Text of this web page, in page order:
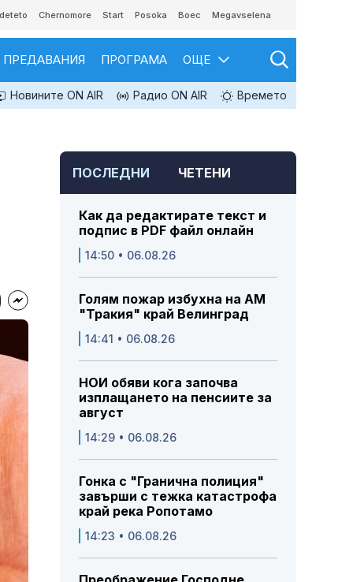
Chernomore Start Posoka Boec Megavselena
ПРЕДАВАНИЯ ПРОГРАМА ОЩЕ
Новините ON AIR Радио ON AIR Времето
ПОСЛЕДНИ ЧЕТЕНИ
Как да редактирате текст и
подпис в PDF файл онлайн
14:50 • 06.08.26
Голям пожар избухна на АМ
"Тракия" край Велинград
14:41 • 06.08.26
НОИ обяви кога започва
изплащането на пенсиите за
август
14:29 • 06.08.26
Гонка с "Гранична полиция"
завърши с тежка катастрофа
край река Ропотамо
14:23 • 06.08.26